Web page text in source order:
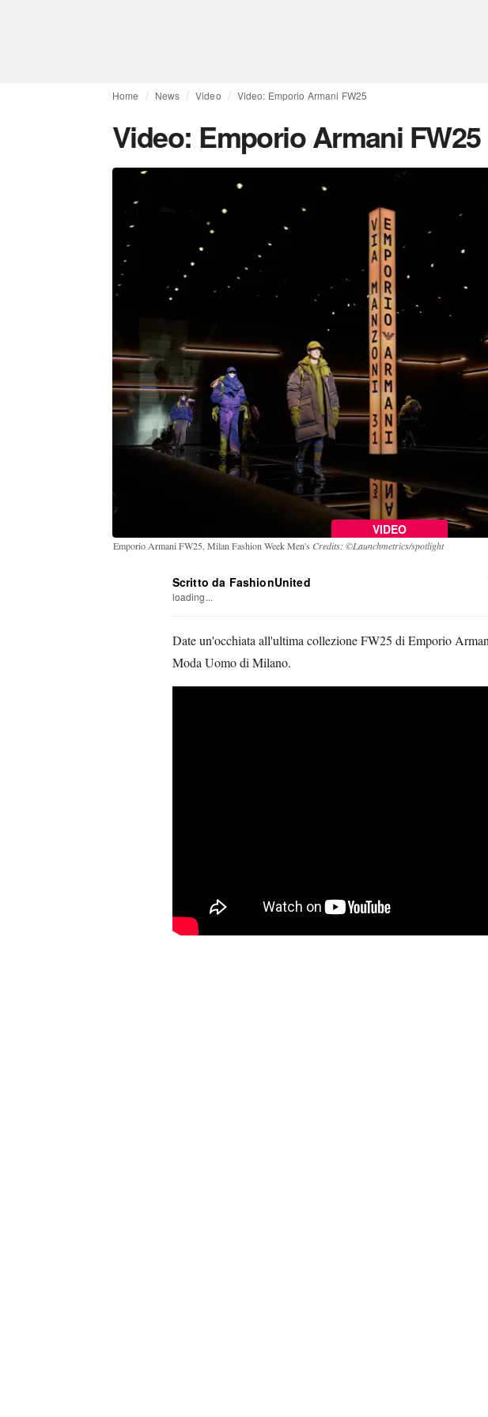
Home News Video Video: Emporio Armani FW25
Video: Emporio Armani FW25
VIDEO
Emporio Armani FW25, Milan Fashion Week Men's Credits: ©Launchmetrics/spotlight
Scritto da FashionUnited
loading...
Date un'occhiata all'ultima collezione FW25 di Emporio
Moda Uomo di Milano.